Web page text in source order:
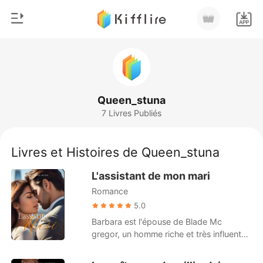
Télécharger l'appli
Loup-garou
Romance
Milliardaire
Classement
Queen_stuna
7 Livres Publiés
Livres et Histoires de Queen_stuna
L'assistant de mon mari
Romance
5.0
Barbara est l'épouse de Blade Mc
gregor, un homme riche et très influent